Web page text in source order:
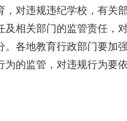
对违规违纪学校，有关
相关部门的监管责任，
各地教育行政部门要加
的监管，对违规行为要